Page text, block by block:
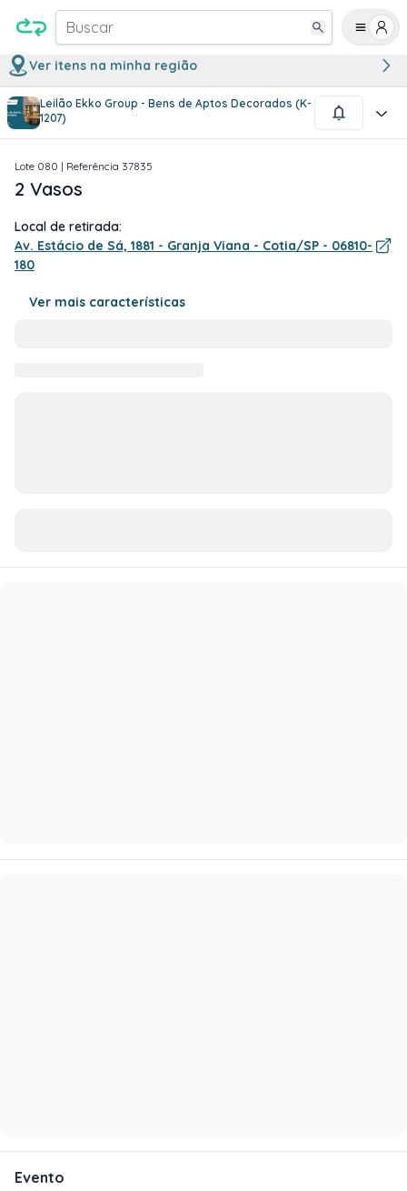
Buscar
Ver itens na minha região
Leilão Ekko Group - Bens de Aptos Decorados (K-
1207)
1/1
Lote 080 | Referência 37835
2 Vasos
Local de retirada:
Av. Estácio de Sá, 1881 - Granja Viana - Cotia/SP - 06810-
180
Ver mais características
Evento